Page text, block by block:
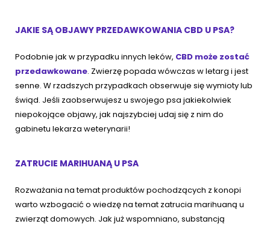
JAKIE SĄ OBJAWY PRZEDAWKOWANIA CBD U PSA?
Podobnie jak w przypadku innych leków, CBD może zostać
przedawkowane. Zwierzę popada wówczas w letarg i jest
senne. W rzadszych przypadkach obserwuje się wymioty lub
świąd. Jeśli zaobserwujesz u swojego psa jakiekolwiek
niepokojące objawy, jak najszybciej udaj się z nim do
gabinetu lekarza weterynarii!
ZATRUCIE MARIHUANĄ U PSA
Rozważania na temat produktów pochodzących z konopi
warto wzbogacić o wiedzę na temat zatrucia marihuaną u
zwierząt domowych. Jak już wspomniano, substancją